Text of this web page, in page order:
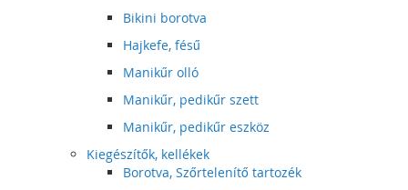
Bikini borotva
Hajkefe, fésű
Manikűr olló
Manikűr, pedikűr szett
Manikűr, pedikűr eszköz
Kiegészítők, kellékek
Borotva, Szőrtelenítő tartozék